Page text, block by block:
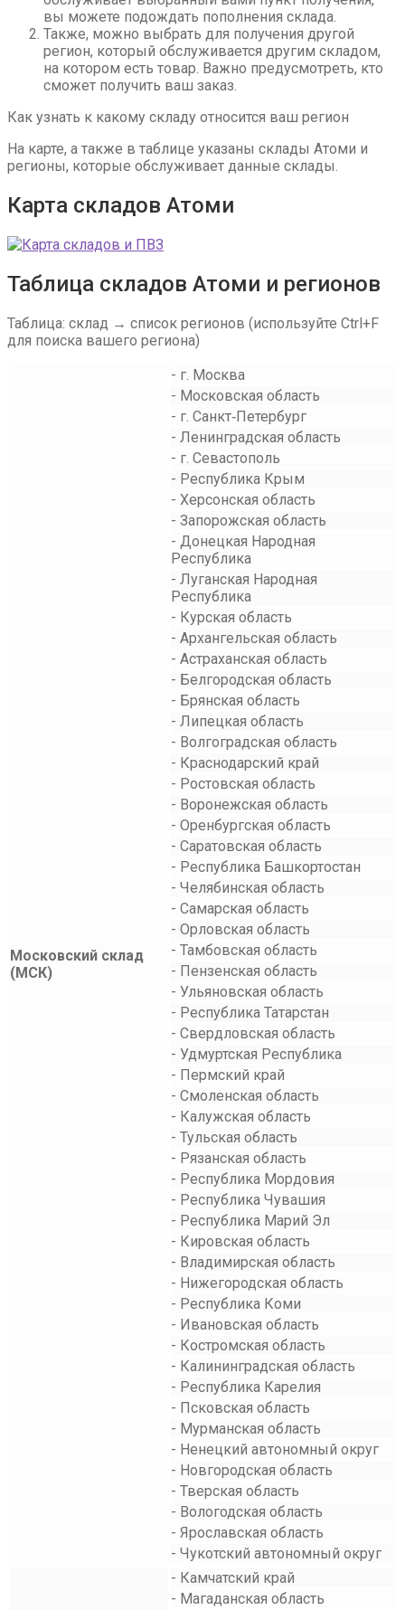
вы можете подождать пополнения склада.
Также, можно выбрать для получения другой
регион, который обслуживается другим складом,
на котором есть товар. Важно предусмотреть, кто
сможет получить ваш заказ.
Как узнать к какому складу относится ваш регион
На карте, а также в таблице указаны склады Атоми и
регионы, которые обслуживает данные склады.
Карта складов Атоми
Таблица складов Атоми и регионов
Таблица: склад → список регионов (используйте Ctrl+F
для поиска вашего региона)
Московский склад
(МСК)
- г. Москва
- Московская область
- г. Санкт‑Петербург
- Ленинградская область
- г. Севастополь
- Республика Крым
- Херсонская область
- Запорожская область
- Донецкая Народная
Республика
- Луганская Народная
Республика
- Курская область
- Архангельская область
- Астраханская область
- Белгородская область
- Брянская область
- Липецкая область
- Волгоградская область
- Краснодарский край
- Ростовская область
- Воронежская область
- Оренбургская область
- Саратовская область
- Республика Башкортостан
- Челябинская область
- Самарская область
- Орловская область
- Тамбовская область
- Пензенская область
- Ульяновская область
- Республика Татарстан
- Свердловская область
- Удмуртская Республика
- Пермский край
- Смоленская область
- Калужская область
- Тульская область
- Рязанская область
- Республика Мордовия
- Республика Чувашия
- Республика Марий Эл
- Кировская область
- Владимирская область
- Нижегородская область
- Республика Коми
- Ивановская область
- Костромская область
- Калининградская область
- Республика Карелия
- Псковская область
- Мурманская область
- Ненецкий автономный округ
- Новгородская область
- Тверская область
- Вологодская область
- Ярославская область
- Чукотский автономный округ
- Камчатский край
- Магаданская область